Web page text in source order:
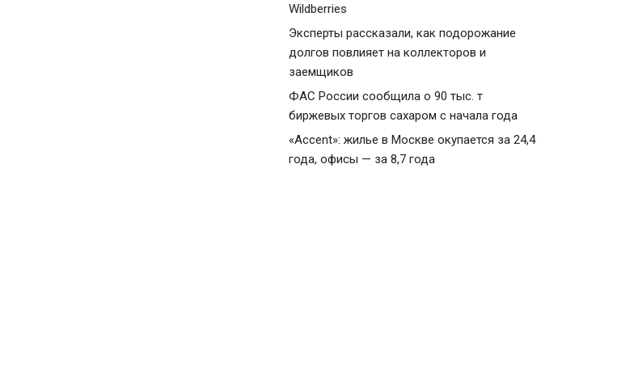
Wildberries
Эксперты рассказали, как подорожание
долгов повлияет на коллекторов и
заемщиков
ФАС России сообщила о 90 тыс. т
биржевых торгов сахаром с начала года
«Accent»: жилье в Москве окупается за 24,4
года, офисы — за 8,7 года